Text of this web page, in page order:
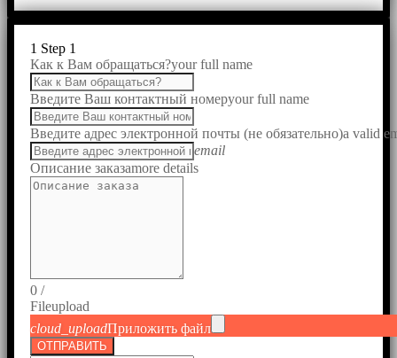
1 Step 1
Как к Вам обращаться?your full name
Введите Ваш контактный номерyour full name
Введите адрес электронной почты (не обязательно)a valid
email
Описание заказаmore details
0 /
Fileupload
cloud_uploadПриложить файл
ОТПРАВИТЬ